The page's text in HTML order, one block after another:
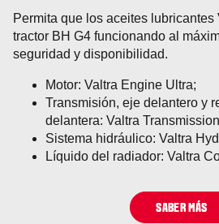
Permita que los aceites lubricantes
tractor BH G4 funcionando al
seguridad y disponibilidad.
Motor: Valtra Engine Ultra;
Transmisión, eje delantero y
delantera: Valtra
Sistema hidráulico: Valtra
Líquido del radiador: Valtra
SABER MÁS